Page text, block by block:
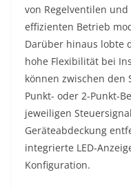
von Regelventilen
effizienten Betrieb
Darüber hinaus lobte
hohe Flexibilität bei
können zwischen den
Punkt- oder 2-Punkt-
jeweiligen
Geräteabdeckung
integrierte LED-
Konfiguration.